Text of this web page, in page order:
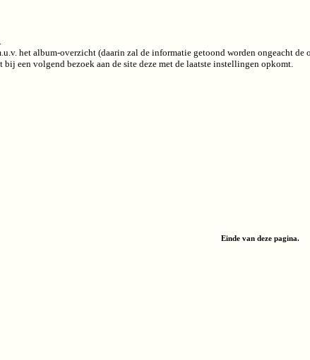
het album-overzicht (daarin zal de informatie getoond worden ongeacht de
een volgend bezoek aan de site deze met de laatste instellingen opkomt.
Einde van deze pagina.